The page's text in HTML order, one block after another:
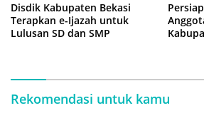
Disdik Kabupaten Bekasi
Terapkan e-Ijazah untuk
Lulusan SD dan SMP
Rekomendasi untuk kamu